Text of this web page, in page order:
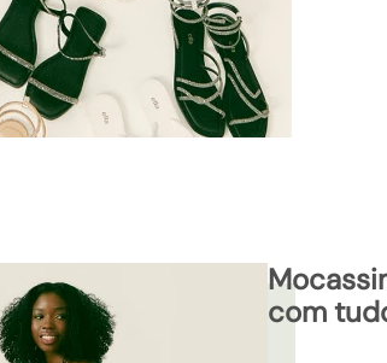
mocassim marrom: a cor que combina
com